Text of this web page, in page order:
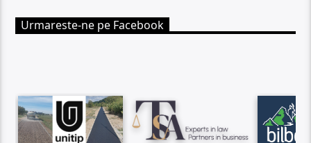
Urmareste-ne pe Facebook